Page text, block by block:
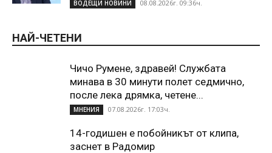
ВОДЕЩИ НОВИНИ 08.08.2026г. 09:36ч.
НАЙ-ЧЕТЕНИ
Чичо Румене, здравей! Службата
минава в 30 минути полет седмично,
после лека дрямка, четене...
МНЕНИЯ 07.08.2026г. 17:03ч.
14-годишен е побойникът от клипа,
заснет в Радомир